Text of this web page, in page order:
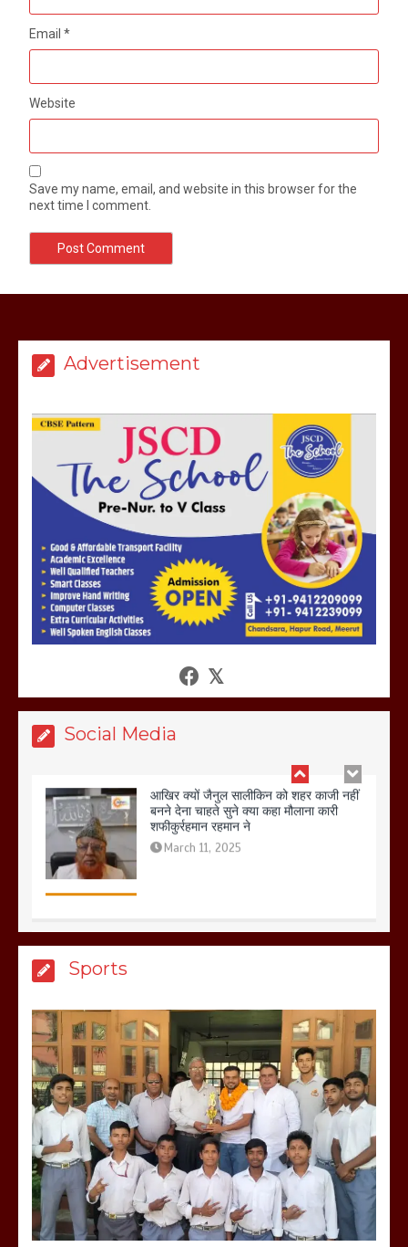
Email*
Website
Save my name, email, and website in this browser for the
next time I comment.
Advertisement
Social Media
उठाकर खाते कुत्ते का वीडियो इंटरनेट पर जमकर
हो रहा वायरल
होलिका रखने पर लात मार कर होलिका को किया
तहस नहस,मोहल्ले वालों के साथ की गई गाली
गलोच ,कहा अगर रखी गई होली तो होगा खून
March 11, 2025
आखिर क्यों जैनुल सालीकिन को शहर काजी नहीं
शफीकुर्रहमान रहमान ने
बिजली विभाग से परेशान होकर बागपत में एक संत
ने सरकार को दी आमरण अनशन की चेतावनी
March 8, 2025
March 6, 2025
होलिका रखने पर लात मार कर होलिका को किया
तहस नहस,मोहल्ले वालों के साथ की गई गाली
गलोच ,कहा अगर रखी गई होली तो होगा खून
खराबा,
March 11, 2025
Sports